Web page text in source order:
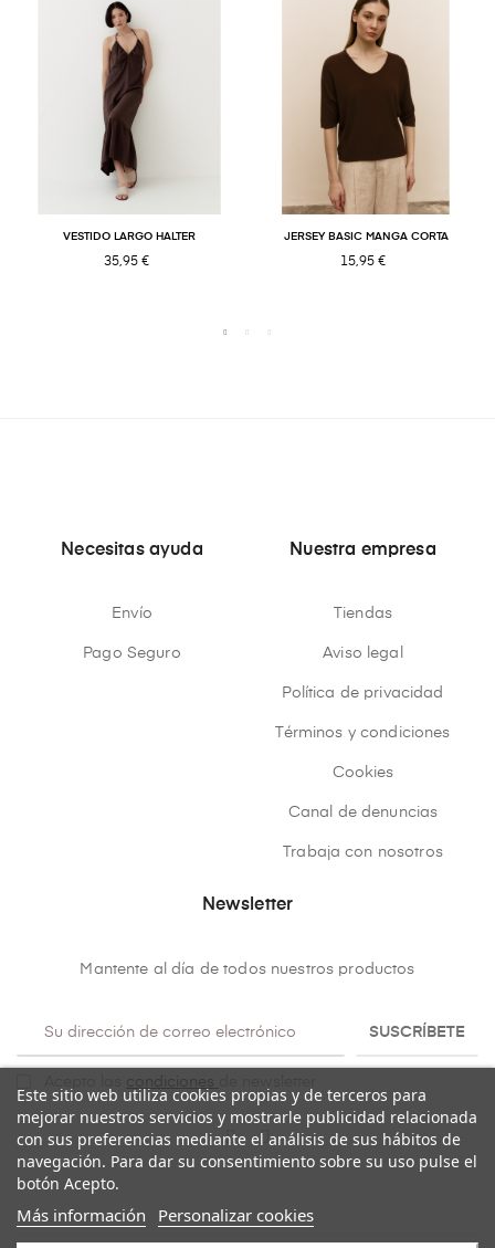
VESTIDO LARGO HALTER
35,95 €
JERSEY BASIC MANGA CORTA
15,95 €
Necesitas ayuda
Envío
Pago Seguro
Nuestra empresa
Tiendas
Aviso legal
Política de privacidad
Términos y condiciones
Cookies
Canal de denuncias
Trabaja con nosotros
Newsletter
Mantente al día de todos nuestros productos
SUSCRÍBETE
condiciones
Este sitio web utiliza cookies propias y de terceros para
mejorar nuestros servicios y mostrarle publicidad relacionada
con sus preferencias mediante el análisis de sus hábitos de
navegación. Para dar su consentimiento sobre su uso pulse el
botón Acepto.
Más información Personalizar cookies